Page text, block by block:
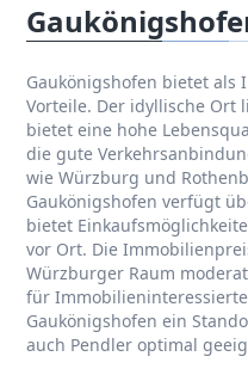
Gaukönigshofen bietet als
Vorteile. Der idyllische
bietet eine hohe
die gute
wie Würzburg und
Gaukönigshofen verfügt
bietet
vor Ort. Die
Würzburger Raum
für
Gaukönigshofen ein
auch Pendler optimal